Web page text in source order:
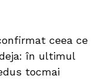
ceea ce
în ultimul
tocmai